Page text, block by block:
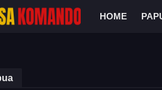
HOME